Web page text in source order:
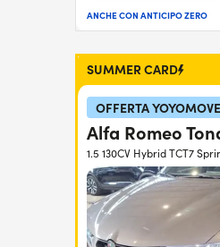
ANCHE CON ANTICIPO ZERO
SUMMER CARD
OFFERTA YOYOMOVE
Alfa Romeo
1.5 130CV Hybrid TCT7